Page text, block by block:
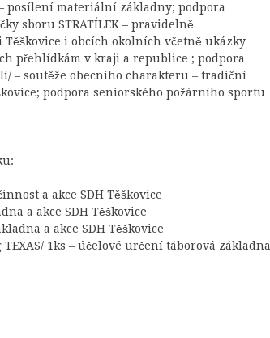
posílení materiální základny; podpora
sboru STRATÍLEK – pravidelně
i obcích okolních včetně ukázky
přehlídkám v kraji a republice ; podpora
– soutěže obecního charakteru – tradiční
podpora seniorského požárního sportu
a akce SDH Těškovice
a akce SDH Těškovice
a akce SDH Těškovice
1ks – účelové určení táborová základna